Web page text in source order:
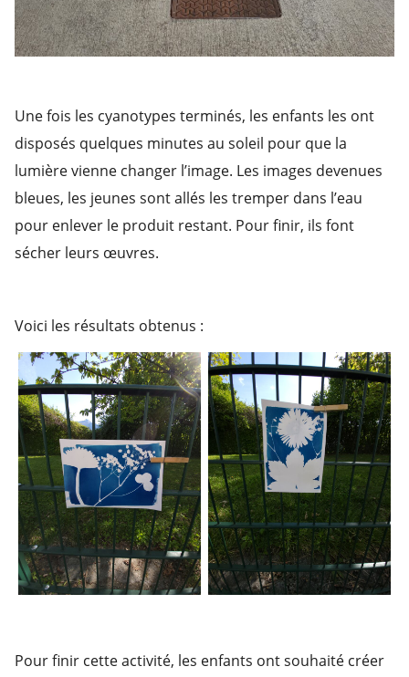
Une fois les cyanotypes terminés, les enfants les ont
disposés quelques minutes au soleil pour que la
lumière vienne changer l’image. Les images devenues
bleues, les jeunes sont allés les tremper dans l’eau
pour enlever le produit restant. Pour finir, ils font
sécher leurs œuvres.
Voici les résultats obtenus :
Pour finir cette activité, les enfants ont souhaité créer